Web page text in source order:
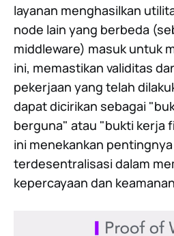
layanan menghasilkan
node lain yang berbeda
middleware) masuk untuk
ini, memastikan validitas
pekerjaan yang telah
dapat dicirikan sebagai
berguna" atau "bukti kerja
ini menekankan
terdesentralisasi dalam
kepercayaan dan